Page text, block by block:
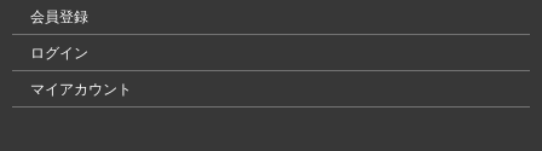
会員登録
ログイン
マイアカウント